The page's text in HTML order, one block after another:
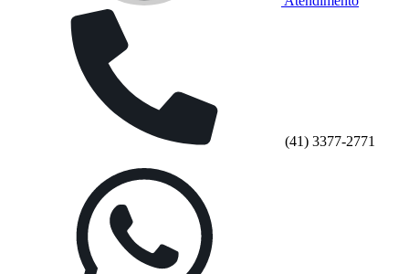
(41) 3377-2771